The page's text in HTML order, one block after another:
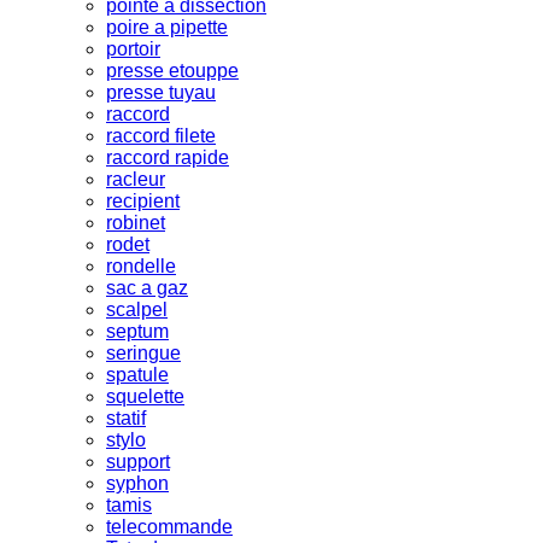
pointe a dissection
poire a pipette
portoir
presse etouppe
presse tuyau
raccord
raccord filete
raccord rapide
racleur
recipient
robinet
rodet
rondelle
sac a gaz
scalpel
septum
seringue
spatule
squelette
statif
stylo
support
syphon
tamis
telecommande